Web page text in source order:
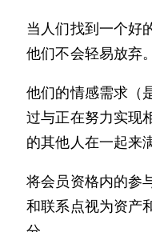
当人们找到一个好
他们不会轻易放弃。
他们的情感需求（
过与正在努力实现
的其他人在一起来
将会员资格内的参
和联系点视为资产